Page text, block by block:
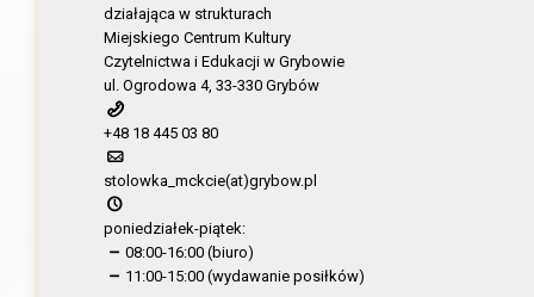
działająca w strukturach
Miejskiego Centrum Kultury
Czytelnictwa i Edukacji w Grybowie
ul. Ogrodowa 4, 33-330 Grybów
+48 18 445 03 80
stolowka_mckcie(at)grybow.pl
poniedziałek-piątek:
08:00-16:00 (biuro)
11:00-15:00 (wydawanie posiłków)